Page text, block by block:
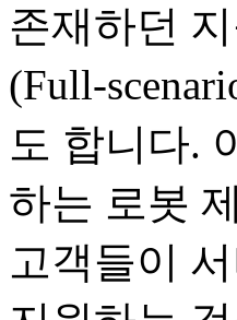
존재하던
(Full-
도 합니다.
하는 로봇
고객들이